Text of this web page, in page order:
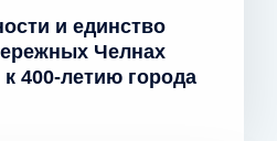
и единство
Челнах
400-летию города